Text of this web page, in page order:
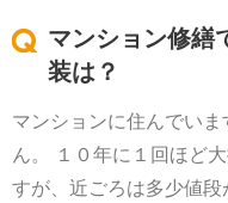
マンション修繕
装は？
マンションに住んでい
ん。 １０年に１回ほど
すが、近ごろは多少値